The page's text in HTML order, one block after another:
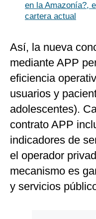
en la Amazonía?,
cartera actual
Así, la nueva
mediante APP
eficiencia
usuarios y
adolescentes).
contrato APP
indicadores de
el operador
mecanismo es
y servicios